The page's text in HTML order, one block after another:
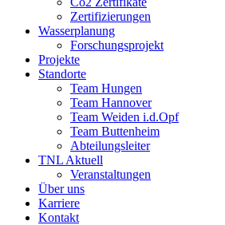
Zertifizierungen
Wasserplanung
Forschungsprojekt
Projekte
Standorte
Team Hungen
Team Hannover
Team Weiden i.d.Opf
Team Buttenheim
Abteilungsleiter
TNL Aktuell
Veranstaltungen
Über uns
Karriere
Kontakt